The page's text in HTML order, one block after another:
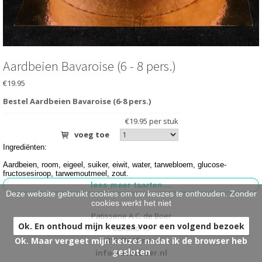
HARTIG >
BRUIDSTAARTEN >
ONTBIJT EXTRA'S >
OVER ONS
Aardbeien Bavaroise (6 - 8 pers.)
€19.95
Bestel Aardbeien Bavaroise (6-8 pers.)
€19.95 per stuk
voeg toe
Ingrediënten:
Aardbeien, room, eigeel, suiker, eiwit, water, tarwebloem, glucose-
fructosesiroop, tarwemoutmeel, zout.
Patisserie A.C. de Boer
Scharlo 15
1815 CN Alkmaar
info@acdeboer.nl
Deze website gebruikt cookies om uw keuzes te onthouden. Zonder
cookies werkt het niet
Ok. En onthoud mijn keuzes voor een volgend bezoek
Ok. Maar vergeet mijn keuzes nadat ik de browser heb
gesloten